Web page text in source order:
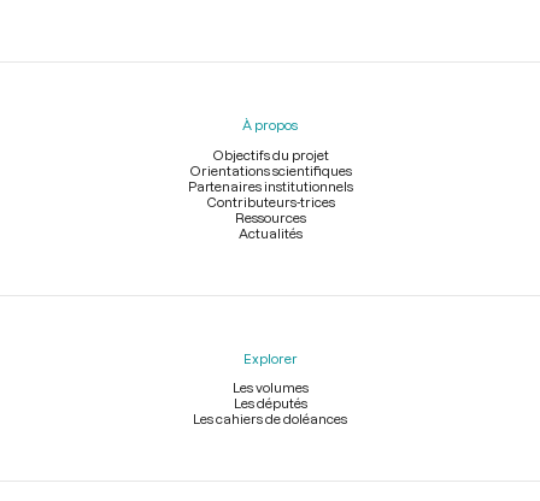
Menu
À propos
Objectifs du projet
Orientations scientifiques
Partenaires institutionnels
Contributeurs-trices
Ressources
Actualités
Explorer
Les volumes
Les députés
Les cahiers de doléances